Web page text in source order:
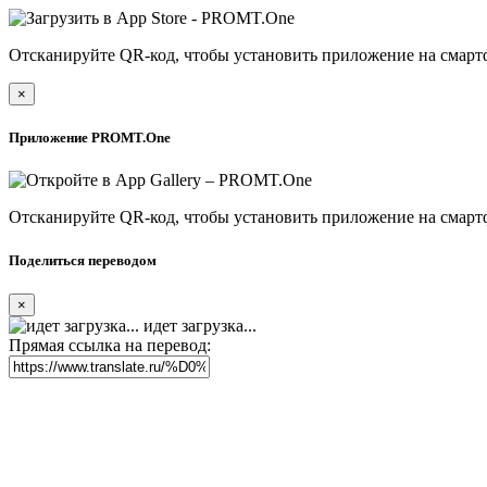
Отсканируйте QR-код, чтобы установить приложение на
×
Приложение PROMT.One
Отсканируйте QR-код, чтобы установить приложение на
Поделиться переводом
×
идет загрузка...
Прямая ссылка на перевод: